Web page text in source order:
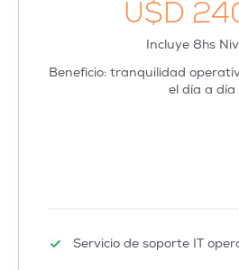
U$D
Incluye 8hs
Beneficio: tranquilidad
el día a día
Servicio de soporte IT